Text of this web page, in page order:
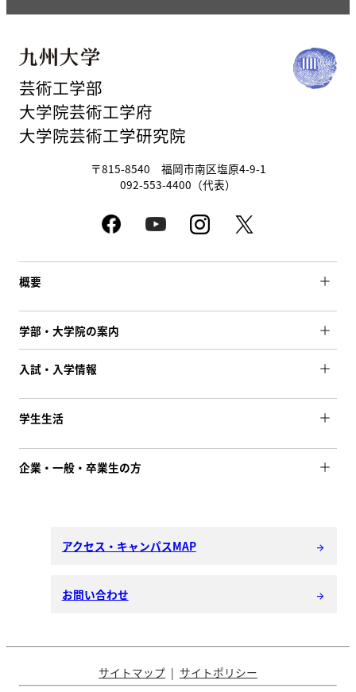
芸術工学部
大学院芸術工学府
大学院芸術工学研究院
〒815-8540 福岡市南区塩原4-9-1
092-553-4400（代表）
概要
学部・大学院の案内
入試・入学情報
学生生活
企業・一般・卒業生の方
アクセス・キャンパスMAP arrow_forward
お問い合わせ arrow_forward
サイトマップ サイトポリシー